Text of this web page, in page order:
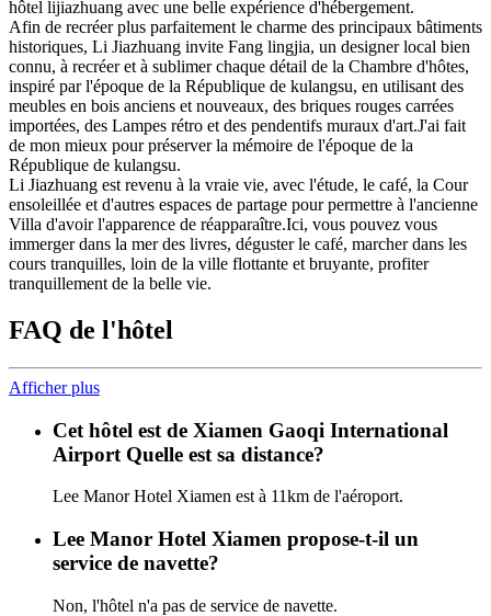
hôtel lijiazhuang avec une belle expérience d'hébergement.
Afin de recréer plus parfaitement le charme des principaux bâtiments
historiques, Li Jiazhuang invite Fang lingjia, un designer local bien
connu, à recréer et à sublimer chaque détail de la Chambre d'hôtes,
inspiré par l'époque de la République de kulangsu, en utilisant des
meubles en bois anciens et nouveaux, des briques rouges carrées
importées, des Lampes rétro et des pendentifs muraux d'art.J'ai fait
de mon mieux pour préserver la mémoire de l'époque de la
République de kulangsu.
Li Jiazhuang est revenu à la vraie vie, avec l'étude, le café, la Cour
ensoleillée et d'autres espaces de partage pour permettre à l'ancienne
Villa d'avoir l'apparence de réapparaître.Ici, vous pouvez vous
immerger dans la mer des livres, déguster le café, marcher dans les
cours tranquilles, loin de la ville flottante et bruyante, profiter
tranquillement de la belle vie.
FAQ de l'hôtel
Afficher plus
Cet hôtel est de Xiamen Gaoqi International
Airport Quelle est sa distance?
Lee Manor Hotel Xiamen est à 11km de l'aéroport.
Lee Manor Hotel Xiamen propose-t-il un
service de navette?
Non, l'hôtel n'a pas de service de navette.